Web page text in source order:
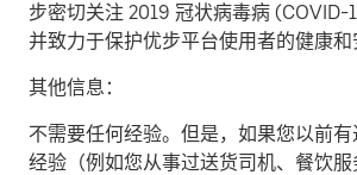
步密切关注 2019 冠状病毒病 (COVID-
并致力于保护优步平台使用者的健康和
其他信息：
不需要任何经验。但是，如果您以前
经验（例如您从事过送货司机、餐饮